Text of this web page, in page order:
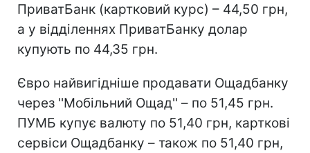
ПриватБанк (картковий курс) – 44,50 грн,
а у відділеннях ПриватБанку долар
купують по 44,35 грн.
Євро найвигідніше продавати Ощадбанку
через ''Мобільний Ощад'' – по 51,45 грн.
ПУМБ купує валюту по 51,40 грн, карткові
сервіси Ощадбанку – також по 51,40 грн,